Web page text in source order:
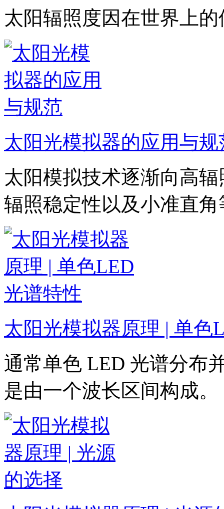
太阳辐照度因在世界上
太阳光模拟器的应用与规
太阳模拟技术逐渐向高
辐照稳定性以及小准直
太阳光模拟器原理 | 单色
通常单色 LED 光谱分布
是由一个波长区间构成。